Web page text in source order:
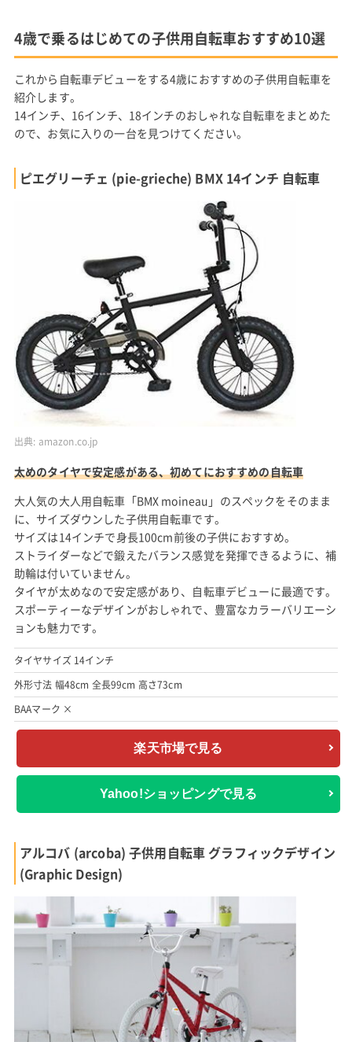
4歳で乗るはじめての子供用自転車おすすめ10選
これから自転車デビューをする4歳におすすめの子供用自転車を
紹介します。
14インチ、16インチ、18インチのおしゃれな自転車をまとめた
ので、お気に入りの一台を見つけてください。
ピエグリーチェ (pie-grieche) BMX 14インチ 自転車
出典: amazon.co.jp
太めのタイヤで安定感がある、初めてにおすすめの自転車
大人気の大人用自転車「BMX moineau」のスペックをそのまま
に、サイズダウンした子供用自転車です。
サイズは14インチで身長100cm前後の子供におすすめ。
ストライダーなどで鍛えたバランス感覚を発揮できるように、補
助輪は付いていません。
タイヤが太めなので安定感があり、自転車デビューに最適です。
スポーティーなデザインがおしゃれで、豊富なカラーバリエーシ
ョンも魅力です。
タイヤサイズ 14インチ
外形寸法 幅48cm 全長99cm 高さ73cm
BAAマーク ×
楽天市場で見る
Yahoo!ショッピングで見る
アルコバ (arcoba) 子供用自転車 グラフィックデザイン
(Graphic Design)